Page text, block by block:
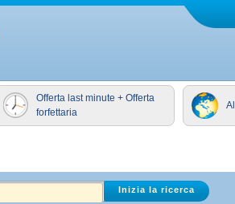
Offerta last minute + Offerta
forfettaria